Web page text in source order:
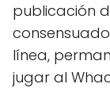
publicación
línea,
jugar al